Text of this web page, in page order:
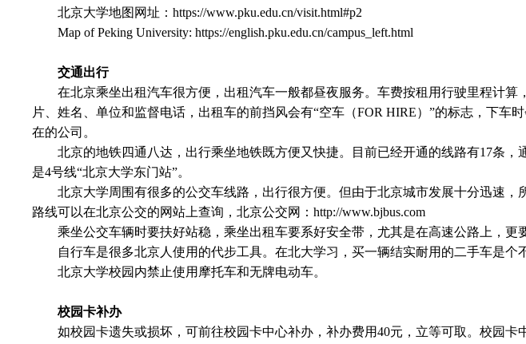
北京大学地图网址： https://www.pku.edu.cn/visit.html#p2
Map of Peking University: https://english.pku.edu.cn/campus_left.html
交通出行
在北京乘坐出租汽车很方便，出租汽车一般都昼夜服务。车费按租用行驶里程计算
片、姓名、单位和监督电话，出租车的前挡风会有“空车（FOR HIRE） ”的标志，下车
在的公司。
北京的地铁四通八达，出行乘坐地铁既方便又快捷。目前已经开通的线路有17条，
是4号线“北京大学东门站”。
北京大学周围有很多的公交车线路，出行很方便。但由于北京城市发展十分迅速
路线可以在北京公交的网站上查询，北京公交网： http://www.bjbus.com
乘坐公交车辆时要扶好站稳，乘坐出租车要系好安全带，尤其是在高速公路上，
自行车是很多北京人使用的代步工具。在北大学习，买一辆结实耐用的二手车是个
北京大学校园内禁止使用摩托车和无牌电动车。
校园卡补办
如校园卡遗失或损坏，可前往校园卡中心补办，补办费用40元，立等可取。校园卡